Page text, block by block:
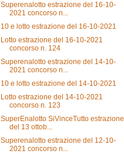
Superenalotto estrazione del 16-10-
2021 concorso n...
10 e lotto estrazione del 16-10-2021
Lotto estrazione del 16-10-2021
concorso n. 124
Superenalotto estrazione del 14-10-
2021 concorso n...
10 e lotto estrazione del 14-10-2021
Lotto estrazione del 14-10-2021
concorso n. 123
SuperEnalotto SiVinceTutto estrazione
del 13 ottob...
Superenalotto estrazione del 12-10-
2021 concorso n...